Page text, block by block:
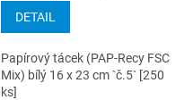
DETAIL
Papírový tácek (PAP-Recy FSC
Mix) bílý 16 x 23 cm `č.5` [250
ks]